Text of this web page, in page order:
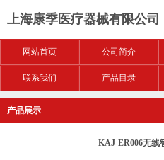
上海康季医疗器械有限公司
网站首页 公司简介
联系我们 产品目录
产品展示
KAJ-ER006无线